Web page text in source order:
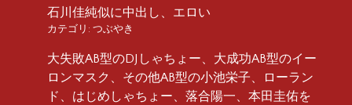
石川佳純似に中出し、エロい
カテゴリ: つぶやき
大失敗AB型のDJしゃちょー、大成功AB型のイー
ロンマスク、その他AB型の小池栄子、ローラン
ド、はじめしゃちょー、落合陽一、本田圭佑を